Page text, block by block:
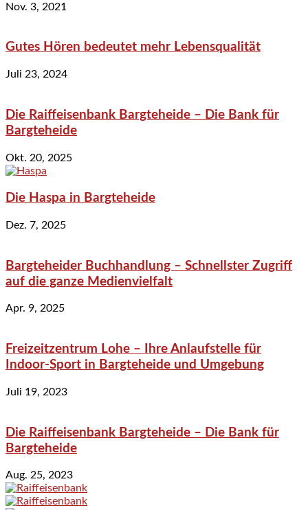
Nov. 3, 2021
Gutes Hören bedeutet mehr Lebensqualität
Juli 23, 2024
Die Raiffeisenbank Bargteheide – Die Bank für
Bargteheide
Okt. 20, 2025
Die Haspa in Bargteheide
Dez. 7, 2025
Bargteheider Buchhandlung – Schnellster Zugriff
auf die ganze Medienvielfalt
Apr. 9, 2025
Freizeitzentrum Lohe – Ihre Anlaufstelle für
Indoor-Sport in Bargteheide und Umgebung
Juli 19, 2023
Die Raiffeisenbank Bargteheide – Die Bank für
Bargteheide
Aug. 25, 2023